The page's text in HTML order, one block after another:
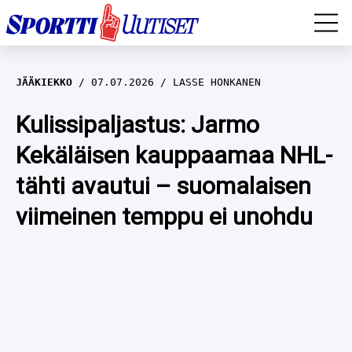
EM-YLEISURHEILU
JÄÄKIEKKO
YLEISURHEILU
WILMA HELTELÄ
TALVILAJIT
JÄÄKIEKKO 07.07.2026 LASSE HONKANEN
Kulissipaljastus: Jarmo
Kekäläisen kauppaamaa NHL-
tähti avautui – suomalaisen
viimeinen temppu ei unohdu